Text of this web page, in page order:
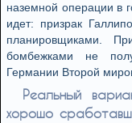
наземной операции в
идет: призрак
планировщиками.
бомбежками не
Германии Второй
Реальный
хорошо